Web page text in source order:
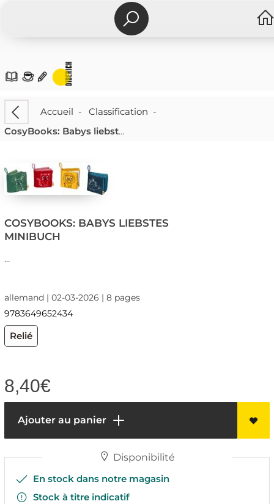
Accueil - Classification -
CosyBooks: Babys liebstes Minibuch
COSYBOOKS: BABYS LIEBSTES
MINIBUCH
...
allemand | 02-03-2026 | 8 pages
9783649652434
Relié
8,40€
Ajouter au panier
Disponibilité
En stock dans notre magasin
Stock à titre indicatif